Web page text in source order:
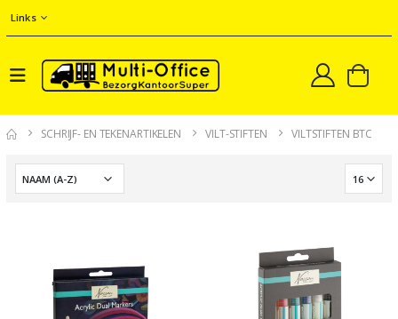
Links
SCHRIJF- EN TEKENARTIKELEN VILT-STIFTEN VILTSTIFTEN BTC